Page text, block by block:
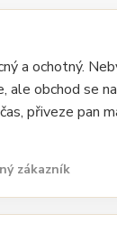
a ochotný.
ale obchod se
přiveze pan
zákazník